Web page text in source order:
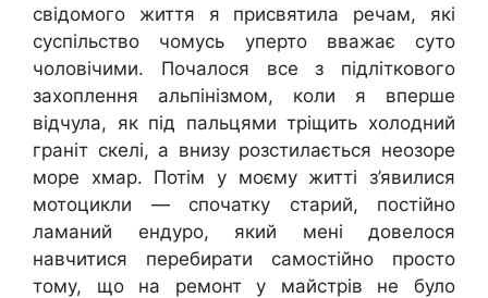
свідомого життя я присвятила речам, які
суспільство чомусь уперто вважає суто
чоловічими. Почалося все з підліткового
захоплення альпінізмом, коли я вперше
відчула, як під пальцями тріщить холодний
граніт скелі, а внизу розстилається неозоре
море хмар. Потім у моєму житті з’явилися
мотоцикли — спочатку старий, постійно
ламаний ендуро, який мені довелося
навчитися перебирати самостійно просто
тому, що на ремонт у майстрів не було